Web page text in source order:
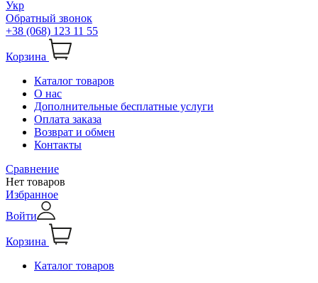
Укр
Обратный звонок
+38 (068) 123 11 55
Корзина
Каталог товаров
О нас
Дополнительные бесплатные услуги
Оплата заказа
Возврат и обмен
Контакты
Сравнение
Нет товаров
Избранное
Войти
Корзина
Каталог товаров